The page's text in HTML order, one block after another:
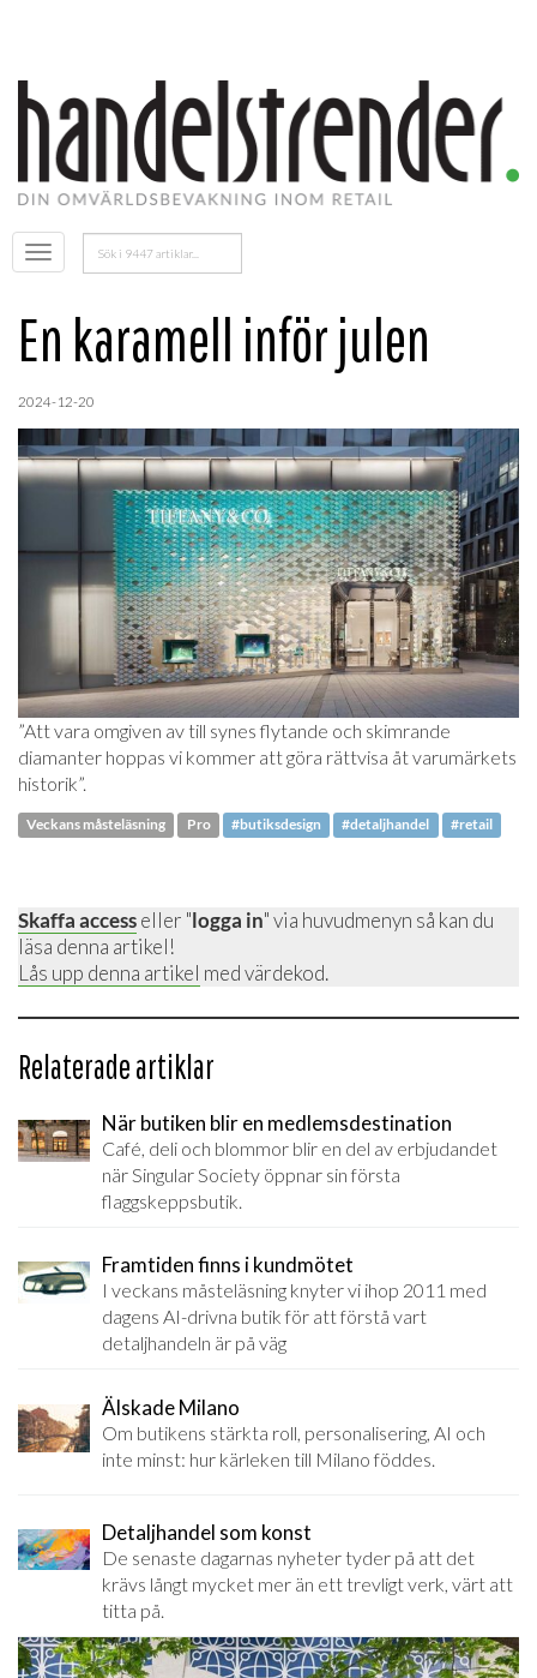
Öppna
menyn
Sök
efter:
En karamell inför julen
2024-12-20
”Att vara omgiven av till synes flytande och skimrande
diamanter hoppas vi kommer att göra rättvisa åt varumärkets
historik”.
Veckans måsteläsning Pro #butiksdesign #detaljhandel #retail
Skaffa accesseller "logga in" via huvudmenyn så kan du
läsa denna artikel!
Lås upp denna artikel med värdekod.
Relaterade artiklar
När butiken blir en medlemsdestination
Café, deli och blommor blir en del av erbjudandet
när Singular Society öppnar sin första
flaggskeppsbutik.
Framtiden finns i kundmötet
I veckans måsteläsning knyter vi ihop 2011 med
dagens AI-drivna butik för att förstå vart
detaljhandeln är på väg
Älskade Milano
Om butikens stärkta roll, personalisering, AI och
inte minst: hur kärleken till Milano föddes.
Detaljhandel som konst
De senaste dagarnas nyheter tyder på att det
krävs långt mycket mer än ett trevligt verk, värt att
titta på.